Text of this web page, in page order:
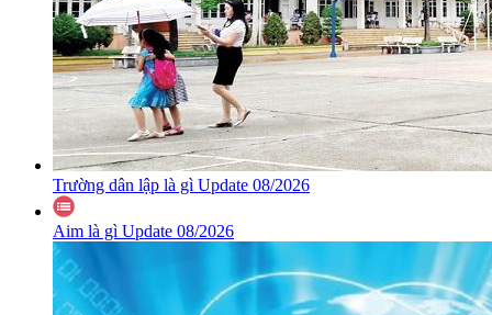
Trường dân lập là gì Update 08/2026
Aim là gì Update 08/2026